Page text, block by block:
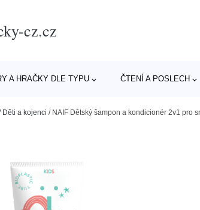
cz.cz
A HRAČKY DLE TYPU ČTENÍ A POSLECH
Děti a kojenci / NAIF Dětský šampon a kondicionér 2v1 pro